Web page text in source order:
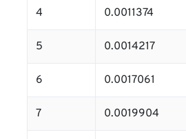
4 0.0011374
5 0.0014217
6 0.0017061
7 0.0019904